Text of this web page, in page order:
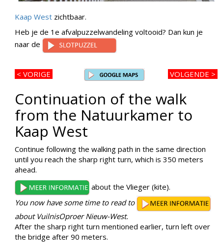
Kaap West zichtbaar.
Heb je de 1e afvalpuzzelwandeling voltooid? Dan kun je
naar de
< VORIGE VOLGENDE >
Continuation of the walk
from the Natuurkamer to
Kaap West
Continue following the walking path in the same direction
until you reach the sharp right turn, which is 350 meters
ahead.
about the Vlieger (kite).
You now have some time to read to
about VuilnisOproer Nieuw-West.
After the sharp right turn mentioned earlier, turn left over
the bridge after 90 meters.